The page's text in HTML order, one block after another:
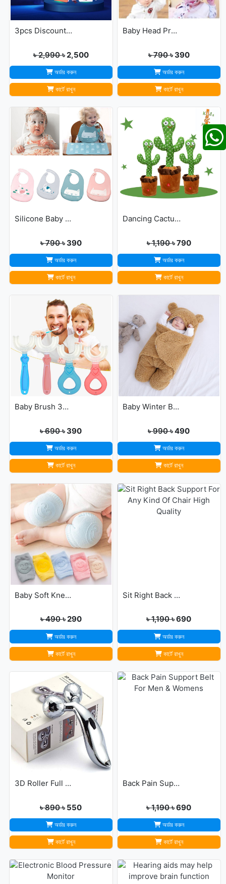
3pcs Discount Package (Dua Door Bell, Islamic Calling Bell, Plug In Quran)
৳ 2,990৳ 2,500
অর্ডার করুন
কার্টে রাখুন
Baby Head Protector Cap Child Walking Safety
৳ 790৳ 390
অর্ডার করুন
কার্টে রাখুন
Silicone Baby Bibs
৳ 790৳ 390
অর্ডার করুন
কার্টে রাখুন
Dancing Cactus For Kids
৳ 1,190৳ 790
অর্ডার করুন
কার্টে রাখুন
Baby Brush 360° Kids U-Shaped Toothbrush
৳ 690৳ 390
অর্ডার করুন
কার্টে রাখুন
Baby Winter Blanket Winter Protection Worm Baby Care Blanket For ( 0-1year Babies )
৳ 990৳ 490
অর্ডার করুন
কার্টে রাখুন
Baby Soft Knee Pads for Safety - Multicolor
৳ 490৳ 290
অর্ডার করুন
কার্টে রাখুন
Sit Right Back Support For Any Kind Of Chair High Quality
৳ 1,190৳ 690
অর্ডার করুন
কার্টে রাখুন
3D Roller Full Body Massager
৳ 890৳ 550
অর্ডার করুন
কার্টে রাখুন
Back Pain Support Belt For Men & Womens
৳ 1,190৳ 690
অর্ডার করুন
কার্টে রাখুন